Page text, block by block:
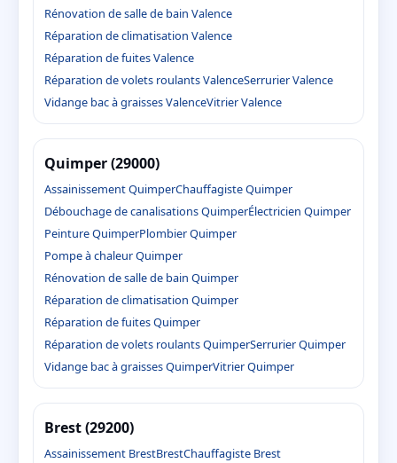
Rénovation de salle de bain Valence
Réparation de climatisation Valence
Réparation de fuites Valence
Réparation de volets roulants ValenceSerrurier Valence
Vidange bac à graisses ValenceVitrier Valence
Quimper (29000)
Assainissement QuimperChauffagiste Quimper
Débouchage de canalisations QuimperÉlectricien Quimper
Peinture QuimperPlombier Quimper
Pompe à chaleur Quimper
Rénovation de salle de bain Quimper
Réparation de climatisation Quimper
Réparation de fuites Quimper
Réparation de volets roulants QuimperSerrurier Quimper
Vidange bac à graisses QuimperVitrier Quimper
Brest (29200)
Assainissement BrestBrestChauffagiste Brest